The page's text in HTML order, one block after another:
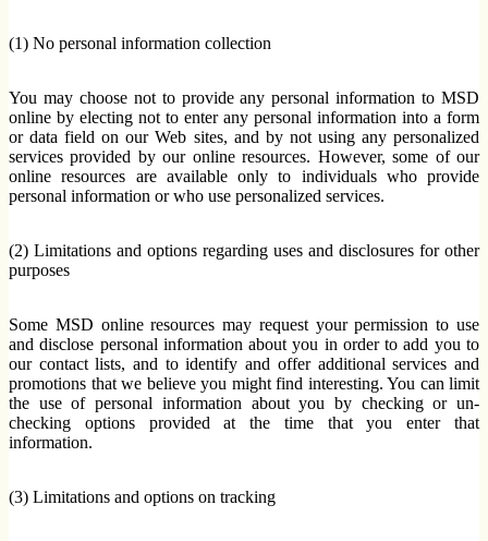
(1) No personal information collection
You may choose not to provide any personal information to MSD
online by electing not to enter any personal information into a form
or data field on our Web sites, and by not using any personalized
services provided by our online resources. However, some of our
online resources are available only to individuals who provide
personal information or who use personalized services.
(2) Limitations and options regarding uses and disclosures for other
purposes
Some MSD online resources may request your permission to use
and disclose personal information about you in order to add you to
our contact lists, and to identify and offer additional services and
promotions that we believe you might find interesting. You can limit
the use of personal information about you by checking or un-
checking options provided at the time that you enter that
information.
(3) Limitations and options on tracking